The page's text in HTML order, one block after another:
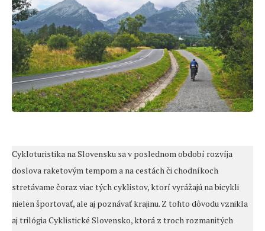
Cykloturistika na Slovensku sa v poslednom období rozvíja
doslova raketovým tempom a na cestách či chodníkoch
stretávame čoraz viac tých cyklistov, ktorí vyrážajú na bicykli
nielen športovať, ale aj poznávať krajinu. Z tohto dôvodu vznikla
aj trilógia Cyklistické Slovensko, ktorá z troch rozmanitých